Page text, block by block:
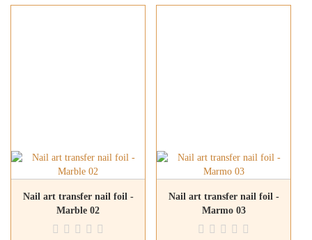
Nail art transfer nail foil -
Marble 02
Nail art transfer nail foil -
Marmo 03